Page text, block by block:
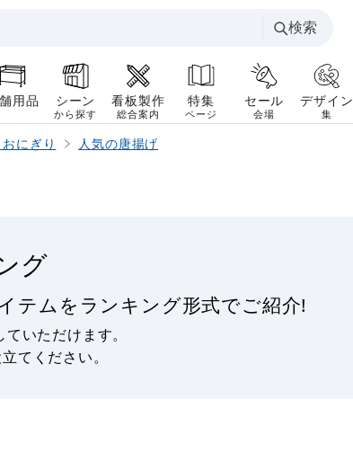
検索
用品 シーン
から探す
看板製作
総合案内
特集
ページ
セール
会場
デザイン
集
にぎり
人気の唐揚げ
グ
テムをランキング形式でご紹介!
いただけます。
てください。